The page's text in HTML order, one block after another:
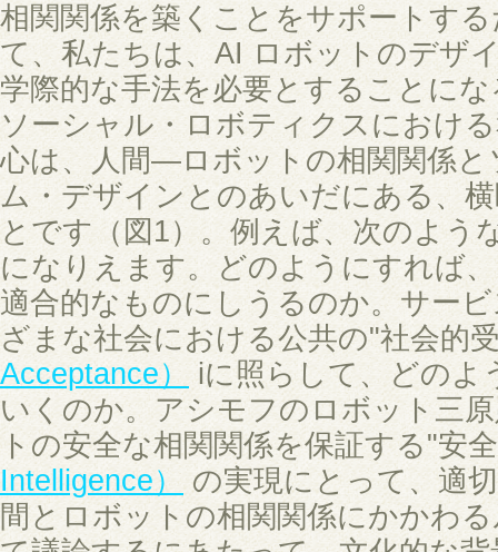
相関関係を築くことをサポートす
て、私たちは、AI ロボットのデザ
学際的な手法を必要とすることに
ソーシャル・ロボティクスにおけ
心は、人間—ロボットの相関関係と
ム・デザインとのあいだにある、
とです（図1）。例えば、次のよう
になりえます。どのようにすれば
適合的なものにしうるのか。サー
ざまな社会における公共の"社会的
Acceptance）
iに照らして、どのよ
いくのか。アシモフのロボット三
トの安全な相関関係を保証する"安
Intelligence）
の実現にとって、適
間とロボットの相関関係にかかわ